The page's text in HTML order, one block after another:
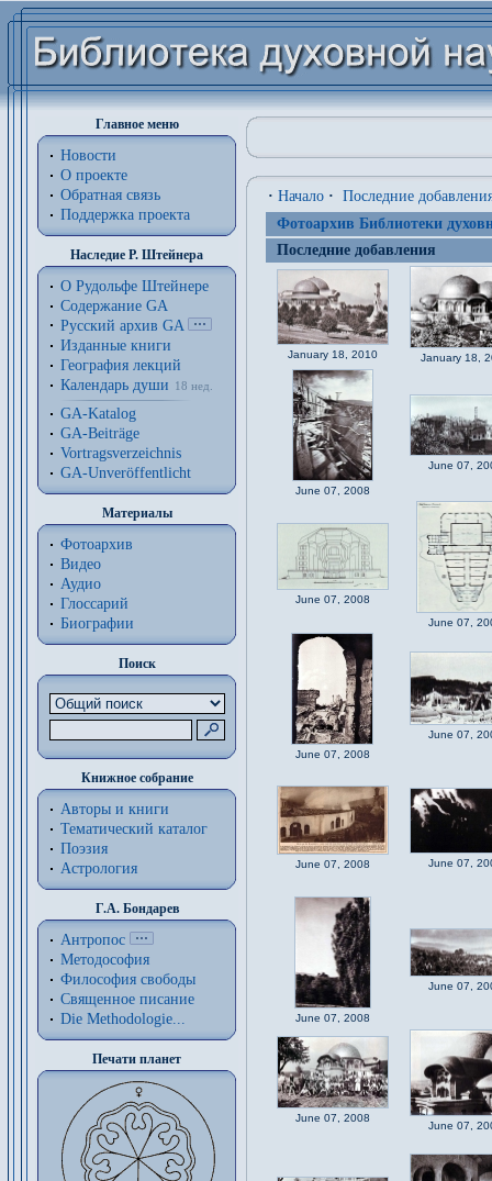
Главное меню
Новости
О проекте
Обратная связь
Поддержка проекта
Наследие Р. Штейнера
О Рудольфе Штейнере
Содержание GA
Русский архив GA
Изданные книги
География лекций
Календарь души
18 нед.
GA-Katalog
GA-Beiträge
Vortragsverzeichnis
GA-Unveröffentlicht
Материалы
Фотоархив
Видео
Аудио
Глоссарий
Биографии
Поиск
Книжное собрание
Авторы и книги
Тематический каталог
Поэзия
Астрология
Г.А. Бондарев
Антропос
Методософия
Философия cвободы
Священное писание
Die Methodologie...
Печати планет
· Начало · Последние
Фотоархив Библиотеки
Последние добавления
January 18, 2010 January 18,
June 07, 2008
June 07,
June 07, 2008
June 07,
June 07, 2008
June 07,
June 07, 2008 June 07,
June 07, 2008
June 07,
June 07, 2008
June 07,